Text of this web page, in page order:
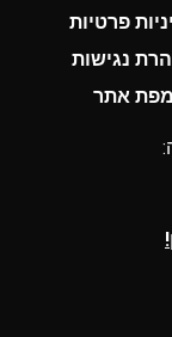
פרטיות
נגישות
מפת אתר